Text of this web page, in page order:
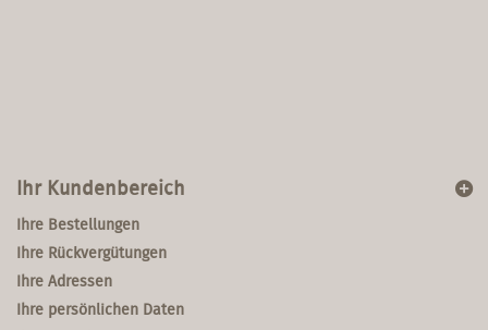
Ihr Kundenbereich
Ihre Bestellungen
Ihre Rückvergütungen
Ihre Adressen
Ihre persönlichen Daten